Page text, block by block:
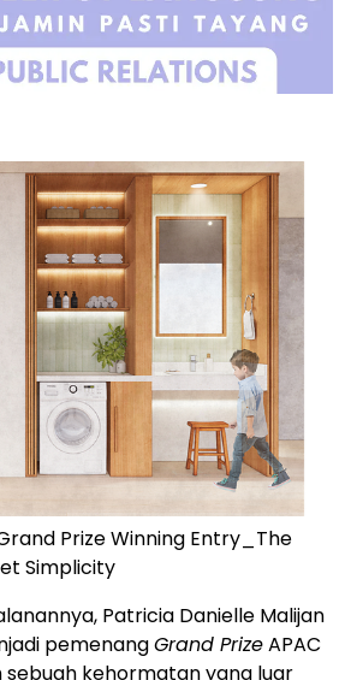
Prize Winning Entry_The
Simplicity
Patricia Danielle Malijan
pemenangGrand PrizeAPAC
sebuah kehormatan yang luar